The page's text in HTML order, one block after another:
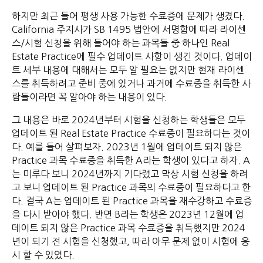
하지만 최근 들어 평생 사용 가능한 수료증에 문제가 생겼다.
California 주지사가 SB 1495 법안에 서명함에 따라 라이센
스/시험 신청을 위해 들어야 하는 과목들 중 하나인 Real
Estate Practice에 필수 업데이트 사항이 생긴 것이다. 업데이
트 세부 내용에 대해서는 모두 알 필요는 없지만 현재 라이센
스를 취득하려고 준비 중에 있거나 과거에 수료증을 취득한 사
람들이라면 꼭 알아야 하는 내용이 있다.
그 내용은 바로 2024년부터 시험을 신청하는 학생들은 모두
업데이트 된 Real Estate Practice 수료증이 필요하다는 것이
다. 예를 들어 살펴보자. 2023년 1월에 업데이트 되지 않은
Practice 과목 수료증을 취득한 A라는 학생이 있다고 하자. A
는 미루다 보니 2024년까지 기다렸고 막상 시험 신청을 하려
고 보니 업데이트 된 Practice 과목의 수료증이 필요하다고 한
다. 결국 A는 업데이트 된 Practice 과목을 재수강하고 수료증
을 다시 받아야 했다. 반면 B라는 학생은 2023년 12월에 업
데이트 되지 않은 Practice 과목 수료증을 취득했지만 2024
년이 되기 전 시험을 신청했고, 따라 아무 문제 없이 시험에 응
시 할 수 있었다.